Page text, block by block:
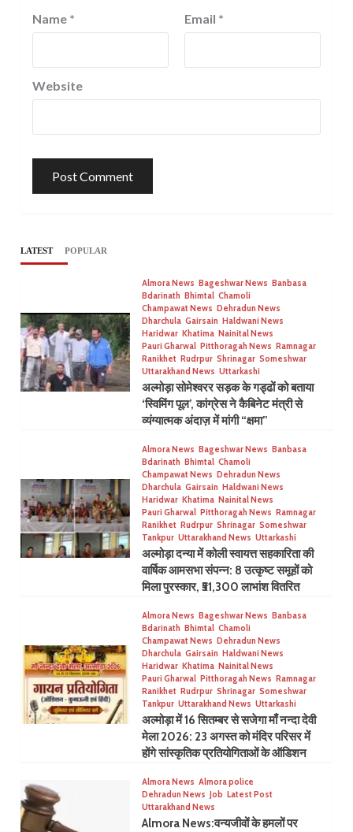
Name * Email *
Website
LATEST POPULAR
Almora News Bageshwar News Banbasa
Bdarinath Bhimtal Chamoli
Champawat News Dehradun News
Dharchula Gairsain Haldwani News
Haridwar Khatima Nainital News
Pauri Gharwal Pitthoragah News Ramnagar
Ranikhet Rudrpur Shrinagar Someshwar
Uttarakhand News Uttarkashi
अल्मोड़ा सोमेश्वरर सड़क के गड्ढों को बताया
‘स्विमिंग पूल’, कांग्रेस ने कैबिनेट मंत्री से
व्यंग्यात्मक अंदाज़ में मांगी “क्षमा”
Almora News Bageshwar News Banbasa
Bdarinath Bhimtal Chamoli
Champawat News Dehradun News
Dharchula Gairsain Haldwani News
Haridwar Khatima Nainital News
Pauri Gharwal Pitthoragah News Ramnagar
Ranikhet Rudrpur Shrinagar Someshwar
Tankpur Uttarakhand News Uttarkashi
अल्मोड़ा दन्या में कोली स्वायत्त सहकारिता की
वार्षिक आमसभा संपन्न: 8 उत्कृष्ट समूहों को
मिला पुरस्कार, ₹51,300 लाभांश वितरित
Almora News Bageshwar News Banbasa
Bdarinath Bhimtal Chamoli
Champawat News Dehradun News
Dharchula Gairsain Haldwani News
Haridwar Khatima Nainital News
Pauri Gharwal Pitthoragah News Ramnagar
Ranikhet Rudrpur Shrinagar Someshwar
Tankpur Uttarakhand News Uttarkashi
अल्मोड़ा में 16 सितम्बर से सजेगा माँ नन्दा देवी
मेला 2026: 23 अगस्त को मंदिर परिसर में
होंगे सांस्कृतिक प्रतियोगिताओं के ऑडिशन
Almora News Almora police
Dehradun News Job Latest Post
Uttarakhand News
Almora News:वन्यजीवों के हमलों पर